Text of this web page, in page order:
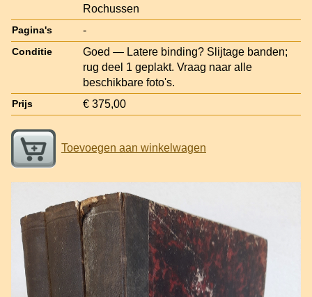
Rochussen
Pagina's -
Conditie
Goed — Latere binding? Slijtage banden;
rug deel 1 geplakt. Vraag naar alle
beschikbare foto's.
Prijs € 375,00
Toevoegen aan winkelwagen